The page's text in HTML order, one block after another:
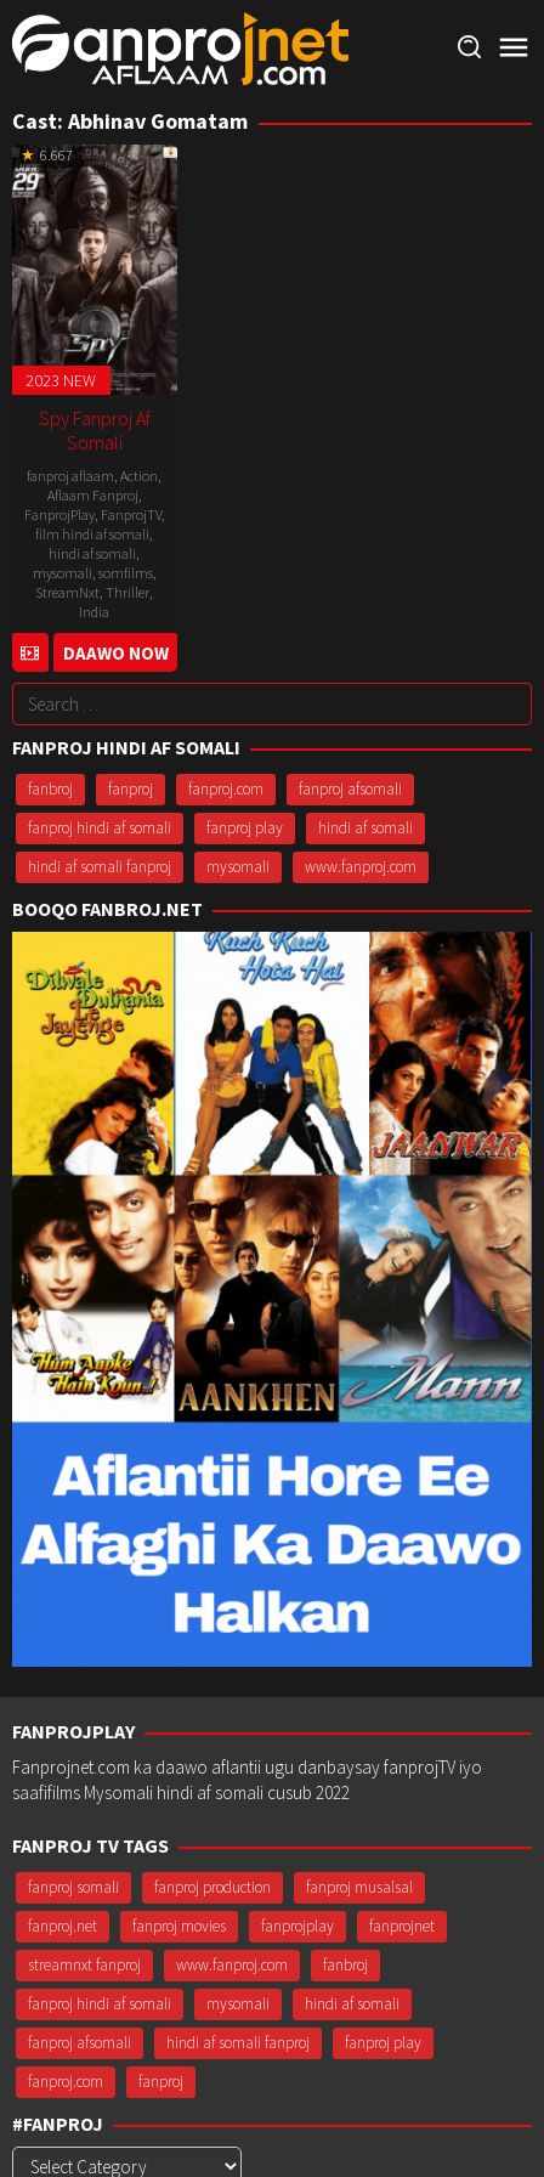
Skip
to
content
Cast: Abhinav Gomatam
6.667
2023 NEW
Spy Fanproj Af
Somali
fanproj aflaam ,Action
Aflaam Fanproj
FanprojPlay FanprojTV,
film hindi af somali
hindi af somali
mysomali somfilms,
StreamNxt Thriller
India
29
Jun
2023
Garry
BH
DAAWO NOW
Search
for:
FANPROJ HINDI AF SOMALI
fanbroj fanproj fanproj.com
fanproj afsomali
fanproj hindi af somali
fanproj play
hindi af somali
hindi af somali fanproj
mysomali www.fanproj.com
BOOQO FANBROJ.NET
FANPROJPLAY
Fanprojnet.com ka daawo aflantii ugu danbaysay fanprojTV iyo
saafifilms Mysomali hindi af somali cusub 2022
FANPROJ TV TAGS
fanproj somali fanproj production
fanproj musalsal
fanproj.net
fanproj movies fanprojplay
fanprojnet
streamnxt fanproj
www.fanproj.com
fanbroj
fanproj hindi af somali
mysomali
hindi af somali
fanproj afsomali
hindi af somali fanproj
fanproj play
fanproj.com
fanproj
#FANPROJ
#Fanproj